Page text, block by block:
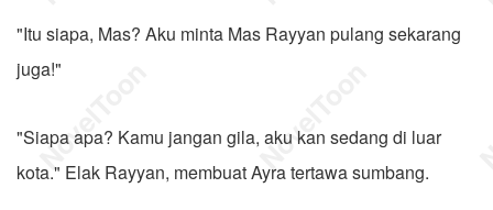
"Itu siapa, Mas? Aku minta Mas Rayyan pulang sekarang
juga!"
"Siapa apa? Kamu jangan gila, aku kan sedang di luar
kota." Elak Rayyan, membuat Ayra tertawa sumbang.